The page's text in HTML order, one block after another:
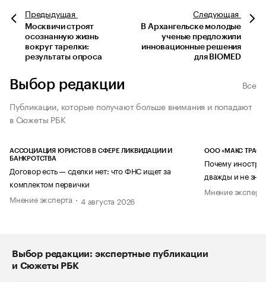
Предыдущая
Москвичи строят
осознанную жизнь
вокруг тарелки:
результаты опроса
Следующая
В Архангельске молодые
ученые предложили
инновационные решения
для BIOMED
Выбор редакции
Все
Публикации, которые получают больше внимания и попадают
в Сюжеты РБК
АССОЦИАЦИЯ ЮРИСТОВ В СФЕРЕ ЛИКВИДАЦИИ И
БАНКРОТСТВА
Договор есть — сделки нет: что ФНС ищет за
комплектом первички
Мнение эксперта
4 августа 2026
ООО «МАКС ТРАСТ»
Почему
дважды и не
Мнение
Выбор редакции: экспертные публикации
и Сюжеты РБК